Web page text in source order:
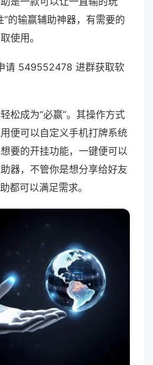
”的输赢辅助神器，有需要的
使用。
请 549552478 进群获取软
松成为“必赢”。其操作方式
便可以自定义手机打牌系统
要的开挂功能，一键便可以
器，不管你是想分享给好友
都可以满足需求。